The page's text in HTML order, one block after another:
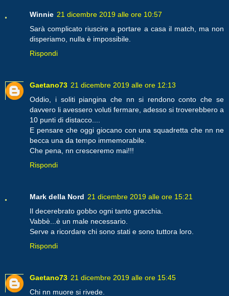
Winnie 21 dicembre 2019 alle ore 10:57
Sarà complicato riuscire a portare a casa il match, ma non
disperiamo, nulla è impossibile.
Rispondi
Gaetano73 21 dicembre 2019 alle ore 12:13
Oddio, i soliti piangina che nn si rendono conto che se
davvero li avessero voluti fermare, adesso si troverebbero a
10 punti di distacco....
E pensare che oggi giocano con una squadretta che nn ne
becca una da tempo immemorabile.
Che pena, nn cresceremo mai!!!
Rispondi
Mark della Nord 21 dicembre 2019 alle ore 15:21
Il decerebrato gobbo ogni tanto gracchia.
Vabbè...è un male necessario.
Serve a ricordare chi sono stati e sono tuttora loro.
Rispondi
Gaetano73 21 dicembre 2019 alle ore 15:45
Chi nn muore si rivede.